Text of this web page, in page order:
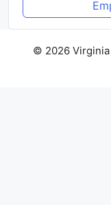
© 2026 Virginia